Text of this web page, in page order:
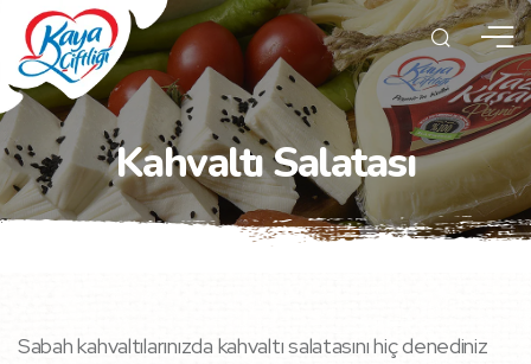
Kahvaltı Salatası
Sabah kahvaltılarınızda kahvaltı salatasını hiç denediniz